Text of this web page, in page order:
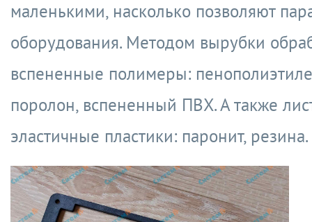
маленькими, насколько позволяют
оборудования. Методом вырубки
вспененные полимеры:
поролон, вспененный ПВХ. А также
эластичные пластики: паронит, резина.